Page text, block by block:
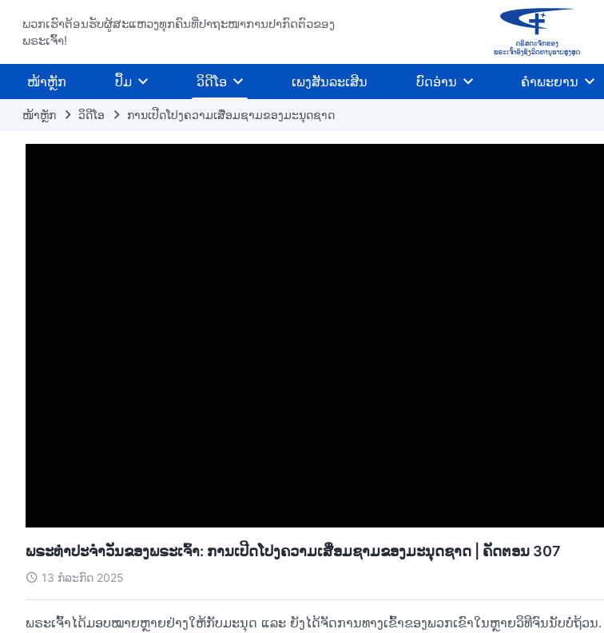
ພວກເຮົາຕ້ອນຮັບຜູ້ສະແຫວງທຸກຄົນທີ່ປາຖະໜາການປາກົດຕົວຂອງ
ພຣະເຈົ້າ!
​ໜ້າຫຼັກ ປຶ້ມ ວິ​ດີ​ໂອ ເພງສັນລະເສີນ ບົດອ່ານ ຄຳພະຍານ
ໜ້າຫຼັກ ​ວິ​ດີ​ໂອ ການເປີດໂປງຄວາມເສື່ອມຊາມຂອງມະນຸດຊາດ
ພຣະທຳປະຈຳວັນຂອງພຣະເຈົ້າ: ການເປີດໂປງຄວາມເສື່ອມຊາມຂອງມະນຸດຊາດ | ຄັດຕອນ 307
13 ກໍລະກົດ 2025
ພຣະເຈົ້າໄດ້ມອບໝາຍຫຼາຍຢ່າງໃຫ້ກັບມະນຸດ ແລະ ຍັງໄດ້ຈັດການທາງເຂົ້າຂອງພວກເຂົາໃນຫຼາຍວິທີຈົນນັບບໍ່ຖ້ວ